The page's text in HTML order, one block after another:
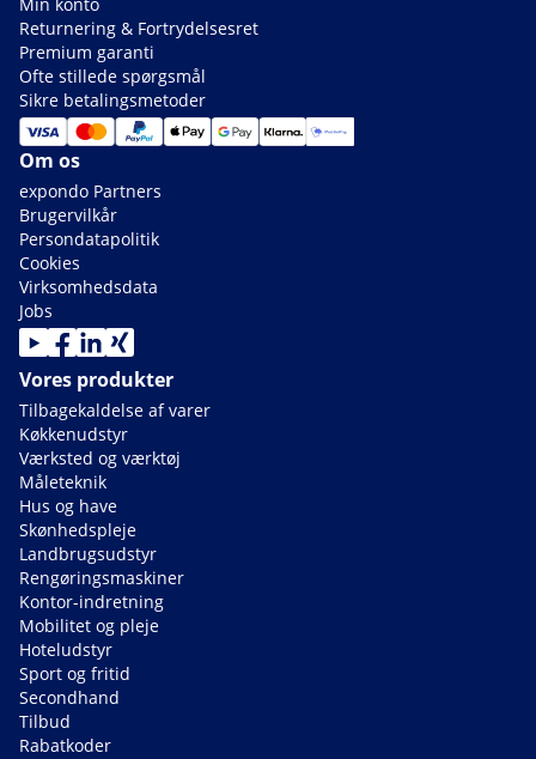
Returnering & Fortrydelsesret
Premium garanti
Ofte stillede spørgsmål
Sikre betalingsmetoder
Om os
expondo Partners
Brugervilkår
Persondatapolitik
Cookies
Virksomhedsdata
Jobs
Vores produkter
Tilbagekaldelse af varer
Køkkenudstyr
Værksted og værktøj
Måleteknik
Hus og have
Skønhedspleje
Landbrugsudstyr
Rengøringsmaskiner
Kontor-indretning
Mobilitet og pleje
Hoteludstyr
Sport og fritid
Secondhand
Tilbud
Rabatkoder